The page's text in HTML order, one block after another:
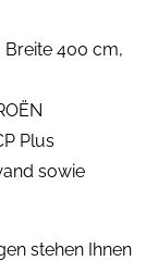
Breite 400 cm,
Plus
sowie
stehen Ihnen